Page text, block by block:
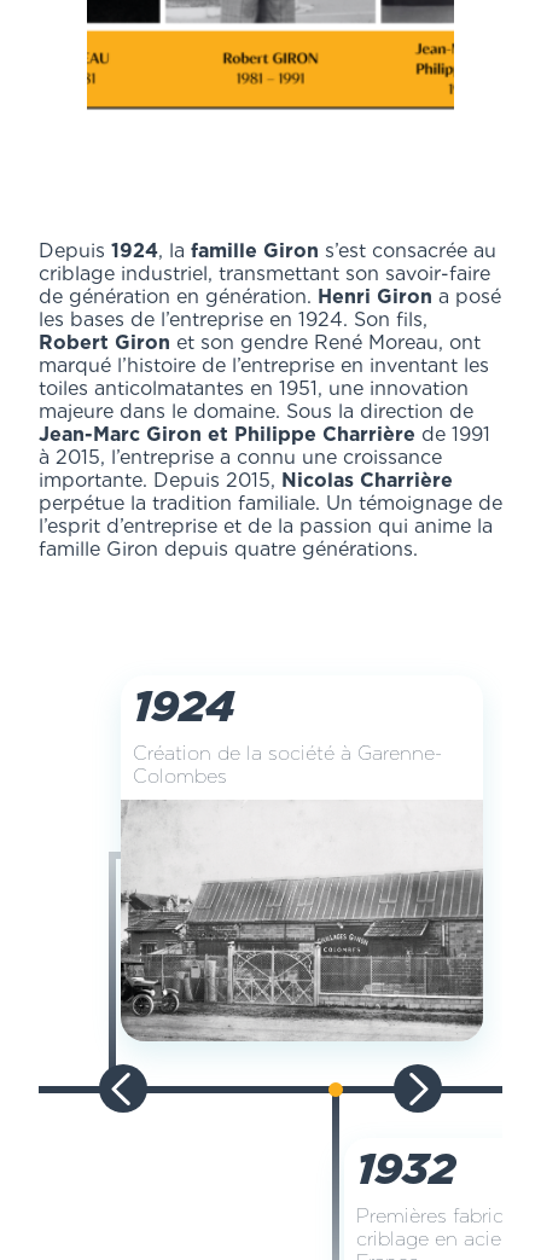
Depuis 1924, la famille Giron s’est consacrée au
criblage industriel, transmettant son savoir-faire
de génération en génération. Henri Giron a posé
les bases de l’entreprise en 1924. Son fils,
Robert Giron et son gendre René Moreau, ont
marqué l’histoire de l’entreprise en inventant les
toiles anticolmatantes en 1951, une innovation
majeure dans le domaine. Sous la direction de
Jean-Marc Giron et Philippe Charrière de 1991
à 2015, l’entreprise a connu une croissance
importante. Depuis 2015, Nicolas Charrière
perpétue la tradition familiale. Un témoignage de
l’esprit d’entreprise et de la passion qui anime la
famille Giron depuis quatre générations.
1924
Création de la société à Garenne-
Colombes
1932
Premières
criblage en acier